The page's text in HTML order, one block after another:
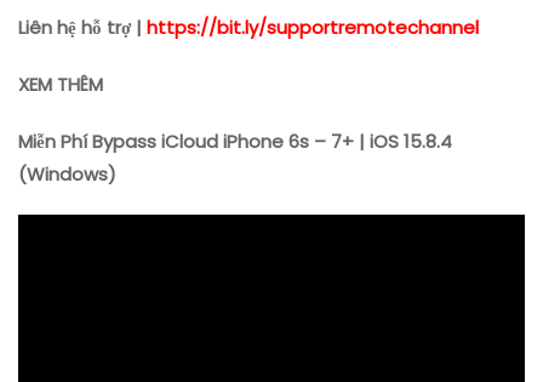
Liên hệ hỗ trợ | https://bit.ly/supportremotechannel
XEM THÊM
Miễn Phí Bypass iCloud iPhone 6s – 7+ | iOS 15.8.4
(Windows)